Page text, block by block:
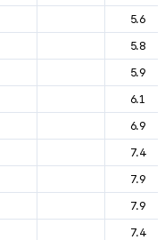
5.6
5.8
5.9
6.1
6.9
7.4
7.9
7.9
7.4